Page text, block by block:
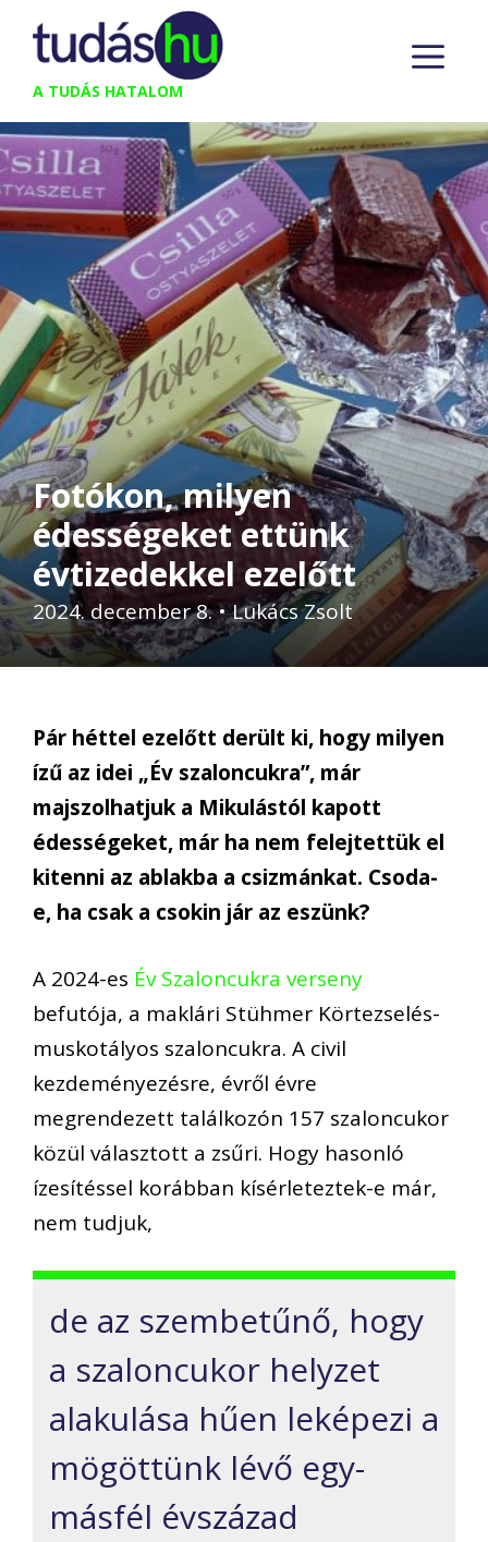
Kilépés
tartalomba
A TUDÁS HATALOM
Fotókon, milyen
édességeket ettünk
évtizedekkel ezelőtt
2024. december 8.•Lukács Zsolt
Pár héttel ezelőtt derült ki, hogy milyen
ízű az idei „Év szaloncukra”, már
majszolhatjuk a Mikulástól kapott
édességeket, már ha nem felejtettük el
kitenni az ablakba a csizmánkat. Csoda-
e, ha csak a csokin jár az eszünk?
A 2024-es Év Szaloncukra verseny
befutója, a maklári Stühmer Körtezselés-
muskotályos szaloncukra. A civil
kezdeményezésre, évről évre
megrendezett találkozón 157 szaloncukor
közül választott a zsűri. Hogy hasonló
ízesítéssel korábban kísérleteztek-e már,
nem tudjuk,
de az szembetűnő, hogy
a szaloncukor helyzet
alakulása hűen leképezi a
mögöttünk lévő egy-
másfél évszázad